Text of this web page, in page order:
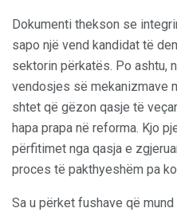
Dokumenti thekson se
sapo një vend kandidat të
sektorin përkatës. Po ashtu,
vendosjes së mekanizmave
shtet që gëzon qasje të
hapa prapa në reforma. Kjo
përfitimet nga qasja e
proces të pakthyeshëm pa
Sa u përket fushave që